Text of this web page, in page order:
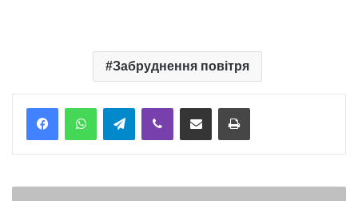
Забруднення повітря
TelegramViber Надіслати електронною поштоюНадрукувати